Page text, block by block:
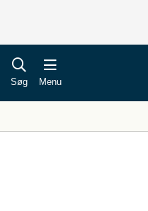
Søg Menu